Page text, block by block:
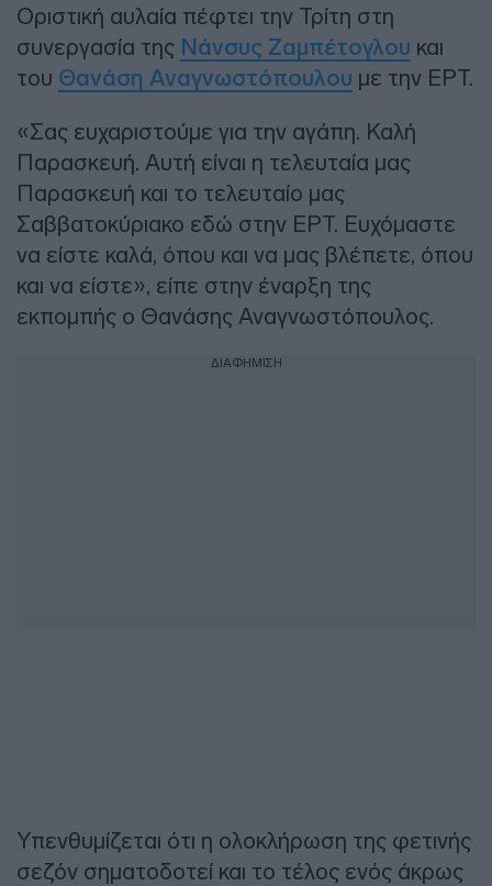
Οριστική αυλαία πέφτει την Τρίτη στη
συνεργασία της Νάνσυς Ζαμπέτογλου και
του Θανάση Αναγνωστόπουλου με την ΕΡΤ.
«Σας ευχαριστούμε για την αγάπη. Καλή
Παρασκευή. Αυτή είναι η τελευταία μας
Παρασκευή και το τελευταίο μας
Σαββατοκύριακο εδώ στην ΕΡΤ. Ευχόμαστε
να είστε καλά, όπου και να μας βλέπετε, όπου
και να είστε», είπε στην έναρξη της
εκπομπής ο Θανάσης Αναγνωστόπουλος.
ΔΙΑΦΗΜΙΣΗ
Υπενθυμίζεται ότι η ολοκλήρωση της φετινής
σεζόν σηματοδοτεί και το τέλος ενός άκρως